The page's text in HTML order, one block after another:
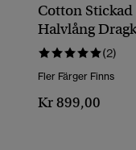
Cotton
Halvlång
(2)
Fler Färger Finns
Kr 899,00